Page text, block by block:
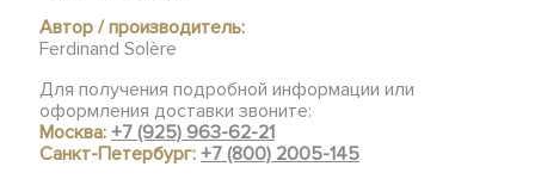
Автор / производитель:
Ferdinand Solère
Для получения подробной информации или
оформления доставки звоните:
Москва:+7 (925) 963-62-21
Санкт-Петербург:+7 (800) 2005-145